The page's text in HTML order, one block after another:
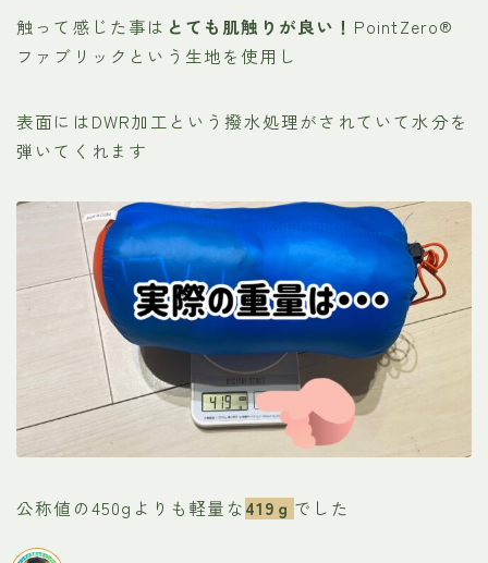
触って感じた事は とても肌触りが良い！ PointZero®
ファブリックという生地を使用し
表面にはDWR加工という撥水処理がされていて水分を
弾いてくれます
公称値の450gよりも軽量な419ｇ でした